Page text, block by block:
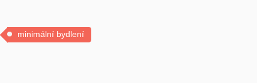
minimální bydlení